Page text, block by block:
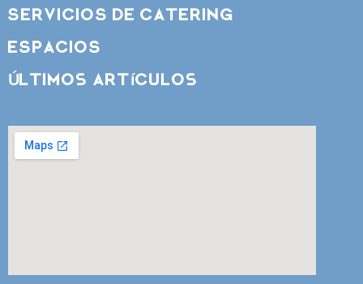
SERVICIOS DE CATERING
ESPACIOS
Últimos artículos